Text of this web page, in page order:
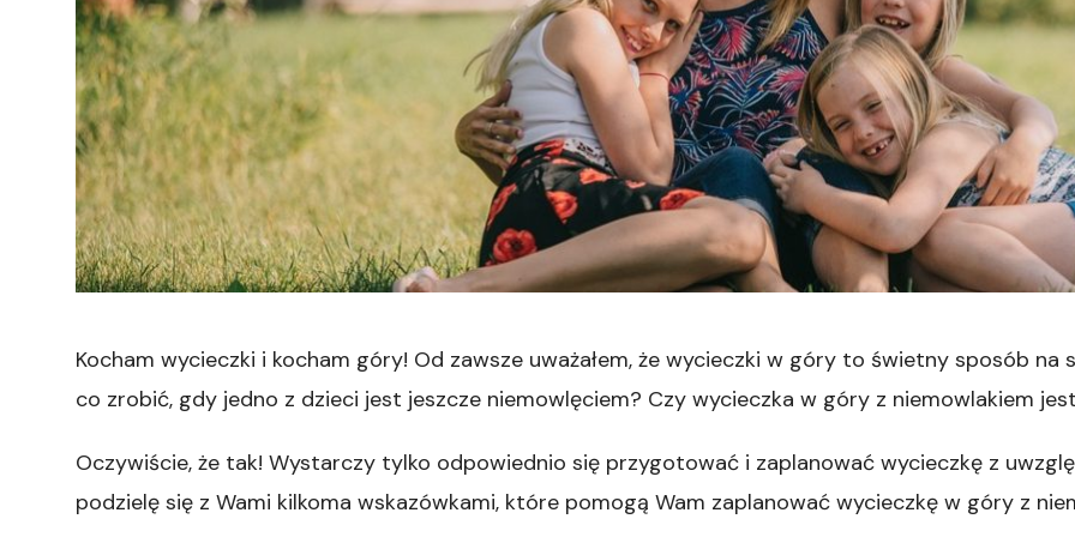
Kocham wycieczki i kocham góry! Od zawsze uważałem, że wycieczki w góry to świetny sposób na
co zrobić, gdy jedno z dzieci jest jeszcze niemowlęciem? Czy wycieczka w góry z niemowlakiem
Oczywiście, że tak! Wystarczy tylko odpowiednio się przygotować i zaplanować wycieczkę z
podzielę się z Wami kilkoma wskazówkami, które pomogą Wam zaplanować wycieczkę w góry z